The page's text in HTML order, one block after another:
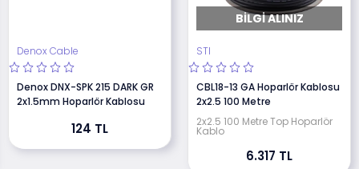
Denox Cable
Denox DNX-SPK 215 DARK GR
2x1.5mm Hoparlör Kablosu
124 TL
BILGI ALINIZ
STI
CBL18-13 GA Hoparlör Kablosu
2x2.5 100 Metre
2x2.5 100 Metre Top Hoparlör
Kablo
6.317 TL